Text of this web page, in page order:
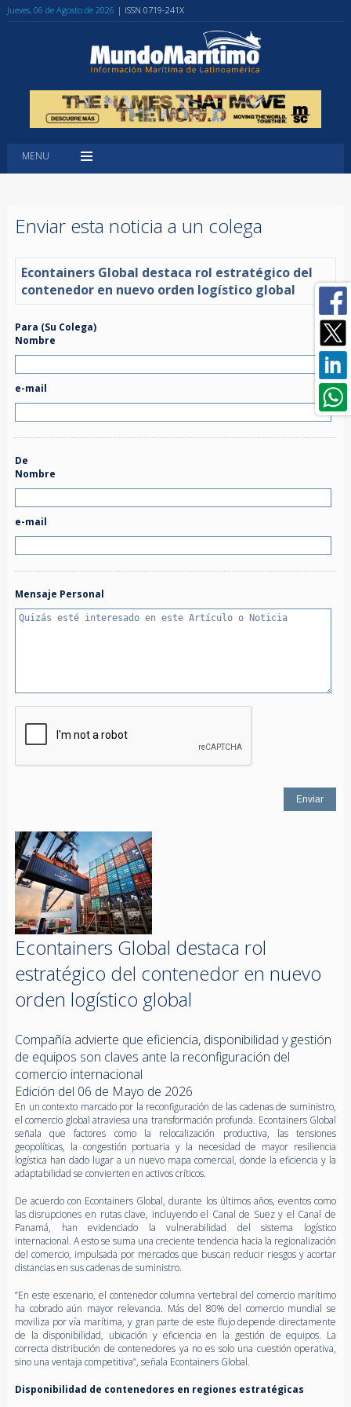
Jueves, 06 de Agosto de 2026 | ISSN 0719-241X
MENU
Enviar esta noticia a un colega
Econtainers Global destaca rol estratégico del
contenedor en nuevo orden logístico global
Para (Su Colega)
Nombre
e-mail
De
Nombre
e-mail
Mensaje Personal
Econtainers Global destaca rol
estratégico del contenedor en nuevo
orden logístico global
Compañía advierte que eficiencia, disponibilidad y gestión
de equipos son claves ante la reconfiguración del
comercio internacional
Edición del 06 de Mayo de 2026
En un contexto marcado por la reconfiguración de las cadenas de suministro,
el comercio global atraviesa una transformación profunda. Econtainers Global
señala que factores como la relocalización productiva, las tensiones
geopolíticas, la congestión portuaria y la necesidad de mayor resiliencia
logística han dado lugar a un nuevo mapa comercial, donde la eficiencia y la
adaptabilidad se convierten en activos críticos.
De acuerdo con Econtainers Global, durante los últimos años, eventos como
las disrupciones en rutas clave, incluyendo el Canal de Suez y el Canal de
Panamá, han evidenciado la vulnerabilidad del sistema logístico
internacional. A esto se suma una creciente tendencia hacia la regionalización
del comercio, impulsada por mercados que buscan reducir riesgos y acortar
distancias en sus cadenas de suministro.
“En este escenario, el contenedor columna vertebral del comercio marítimo
ha cobrado aún mayor relevancia. Más del 80% del comercio mundial se
moviliza por vía marítima, y gran parte de este flujo depende directamente
de la disponibilidad, ubicación y eficiencia en la gestión de equipos. La
correcta distribución de contenedores ya no es solo una cuestión operativa,
sino una ventaja competitiva”, señala Econtainers Global.
Disponibilidad de contenedores en regiones estratégicas